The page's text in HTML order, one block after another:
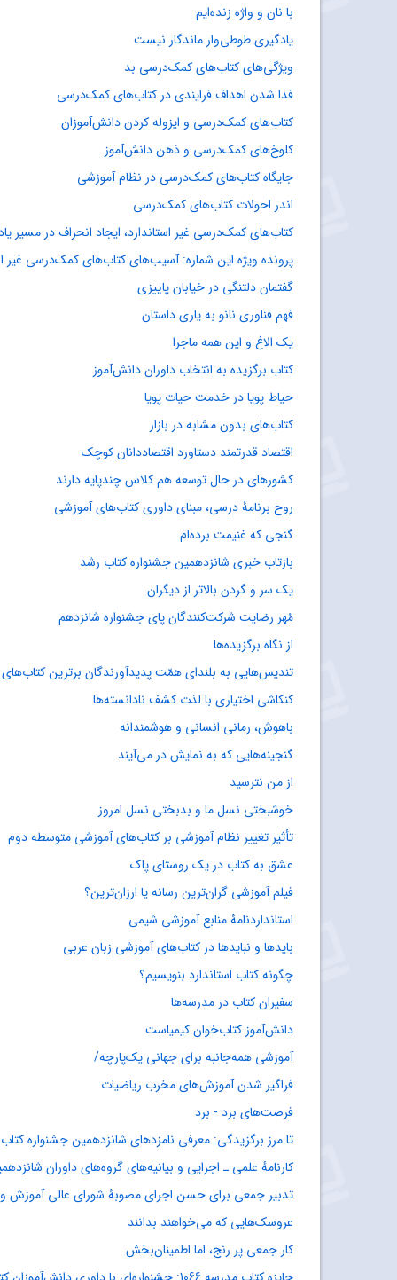
با نان و واژه زنده‌ایم
یادگیری طوطی‌وار ماندگار نیست
ویژگی‌های کتاب‌های کمک‌درسی بد
فدا شدن اهداف فرایندی در کتاب‌های کمک‌درسی
کتاب‌های کمک‌درسی و ایزوله کردن دانش‌آموزان
کلوخ‌های کمک‌درسی و ذهن دانش‌آموز
جایگاه کتاب‌های کمک‌درسی در نظام آموزشی
اندر احولات کتاب‌های کمک‌درسی
کتاب‌های کمک‌درسی غیر استاندارد، ایجاد انحراف در مسیر
پرونده ویژه این شماره: آسیب‌های کتاب‌های کمک‌درسی غیر
گفتمان دلتنگی در خیابان پاییزی
فهم فناوری نانو به یاری داستان
یک الاغ و این همه ماجرا
کتاب برگزیده به انتخاب داوران دانش‌آموز
حیاط پویا در خدمت حیات پویا
کتاب‌های بدون مشابه در بازار
اقتصاد قدرتمند دستاورد اقتصاددانان کوچک
کشورهای در حال توسعه هم کلاس چندپایه دارند
روح برنامۀ درسی، مبنای داوری کتاب‌های آموزشی
گنجی که غنیمت برده‌ام
بازتاب خبری شانزدهمین جشنواره کتاب رشد
یک سر و گردن بالاتر از دیگران
مُهر رضایت شرکت‌کنندگان پای جشنواره شانزدهم
از نگاه برگزیده‌ها
تندیس‌هایی به بلندای همّت پدیدآورندگان برترین
کنکاشی اختیاری با لذت کشف نادانسته‌ها
باهوش، رمانی انسانی و هوشمندانه
گنجینه‌هایی که به نمایش در می‌آیند
از من نترسید
خوشبختی نسل ما و بدبختی نسل امروز
تأثیر تغییر نظام آموزشی بر کتاب‌های آموزشی متوسطه دوم
عشق به کتاب در یک روستای پاک
فیلم آموزشی گران‌ترین رسانه یا ارزان‌ترین؟
استانداردنامۀ منابع آموزشی شیمی
بایدها و نبایدها در کتاب‌های آموزشی زبان عربی
چگونه کتاب استاندارد بنویسیم؟
سفیران کتاب در مدرسه‌ها
دانش‌آموز کتاب‌خوان کیمیاست
آموزشی همه‌جانبه برای جهانی یک‌پارچه/
فراگیر شدن آموزش‌های مخرب ریاضیات
فرصت‌های برد - برد
تا مرز برگزیدگی: معرفی نامزدهای شانزدهمین جشنواره
کارنامهٔ علمی ـ اجرایی و بیانیه‌های گروه‌های داوران
تدبیر جمعی برای حسن اجرای مصوبۀ شورای عالی آموزش
عروسک‌هایی که می‌خواهند بدانند
کار جمعی پر رنج، اما اطمینان‌بخش